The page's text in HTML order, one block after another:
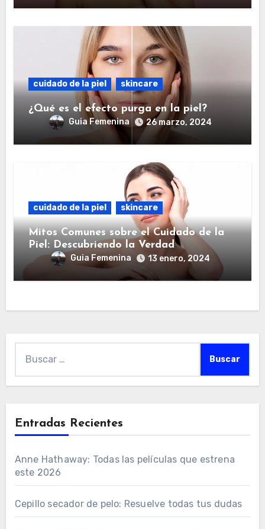
cuidado de la piel skincare
¿Qué es el efecto purga en la piel?
Guia Femenina 26 marzo, 2024
cuidado de la piel skincare
Mitos Comunes sobre el Cuidado de la
Piel: Descubriendo la Verdad
Guia Femenina 13 enero, 2024
Entradas Recientes
Anne Hathaway: Todas las películas que estrena
este 2026
Cepillo secador de pelo: Resuelve todas tus dudas